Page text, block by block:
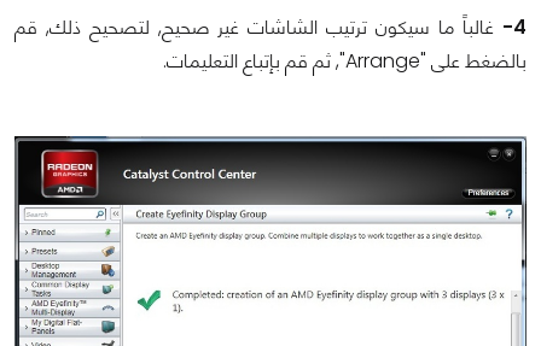
4-
غالباً ما سيكون ترتيب الشاشات غير صحيح, لتصحيح ذلك, قم
بالضغط على "Arrange", ثم قم بإتباع التعليمات.